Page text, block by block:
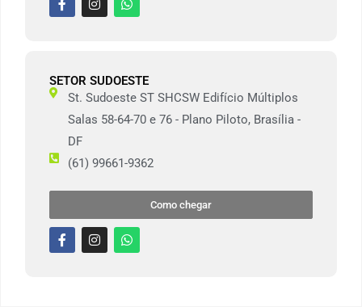
SETOR SUDOESTE
St. Sudoeste ST SHCSW Edifício Múltiplos
Salas 58-64-70 e 76 - Plano Piloto, Brasília -
DF
(61) 99661-9362
Como chegar